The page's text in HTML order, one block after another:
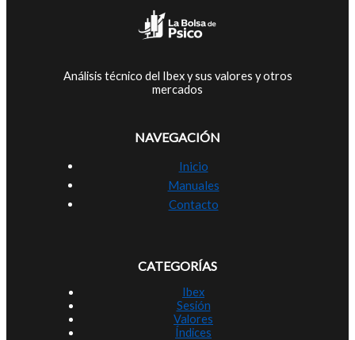
Análisis técnico del Ibex y sus valores y otros
mercados
NAVEGACIÓN
Inicio
Manuales
Contacto
CATEGORÍAS
Ibex
Sesión
Valores
Índices